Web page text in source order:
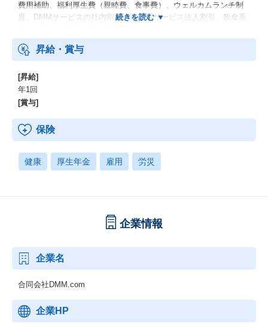
費用補助、福利厚生費（親睦費、食事費）、ウェルカムランチ制
度、DMMサービスの社内割引、在宅系サービス法人割引、飲食系
昇給・賞与
[昇給]
年1回
[賞与]
保険
健康 厚生年金 雇用 労災
企業情報
企業名
合同会社DMM.com
企業HP